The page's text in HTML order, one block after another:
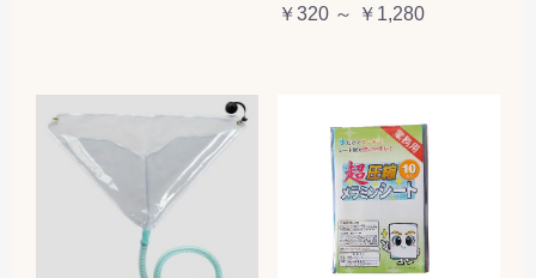
￥320 ～ ￥1,280